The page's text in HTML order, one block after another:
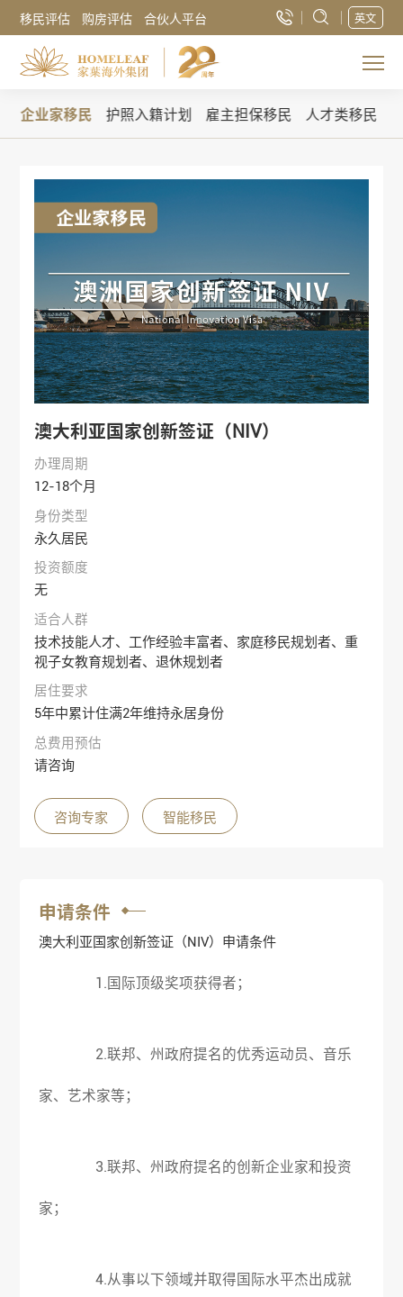
移民评估 购房评估 合伙人平台 英文
企业家移民 护照入籍计划 雇主担保移民 人才类移民
澳大利亚国家创新签证（NIV）
办理周期
12-18个月
身份类型
永久居民
投资额度
无
适合人群
技术技能人才、工作经验丰富者、家庭移民规划者、重
视子女教育规划者、退休规划者
居住要求
5年中累计住满2年维持永居身份
总费用预估
请咨询
咨询专家 智能移民
申请条件
澳大利亚国家创新签证（NIV）申请条件
1.国际顶级奖项获得者；
2.联邦、州政府提名的优秀运动员、音乐
家、艺术家等；
3.联邦、州政府提名的创新企业家和投资
家；
4.从事以下领域并取得国际水平杰出成就